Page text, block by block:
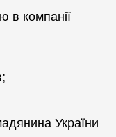
в компанії
України